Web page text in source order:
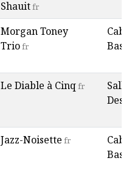
Shauitfr
Morgan Toney
Triofr
Le Diable à Cinqfr
Jazz-Noisette fr